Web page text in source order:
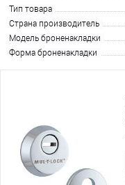
Тип товара
Страна производитель
Модель броненакладки
Форма броненакладки